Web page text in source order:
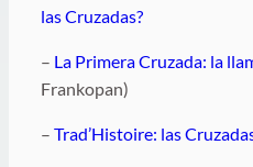
las Cruzadas?
– La Primera Cruzada: la
Frankopan)
– Trad’Histoire: las